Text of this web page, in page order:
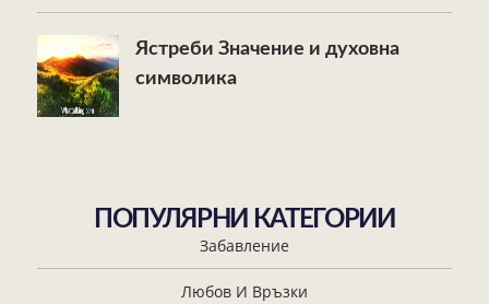
Ястреби Значение и духовна
символика
ПОПУЛЯРНИ КАТЕГОРИИ
Забавление
Любов И Връзки